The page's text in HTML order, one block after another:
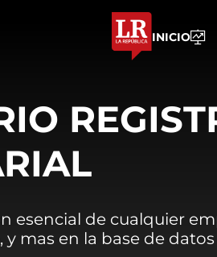
INICIO
esencial de cualquier
y mas en la base de